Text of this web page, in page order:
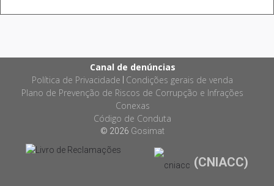
Canal de denúncias
Política de Privacidade Condições gerais de venda
Plano de Prevenção de Riscos de Corrupção e Infrações
Conexas
Código de Conduta
© 2026 Gosimat
(CNIACC)